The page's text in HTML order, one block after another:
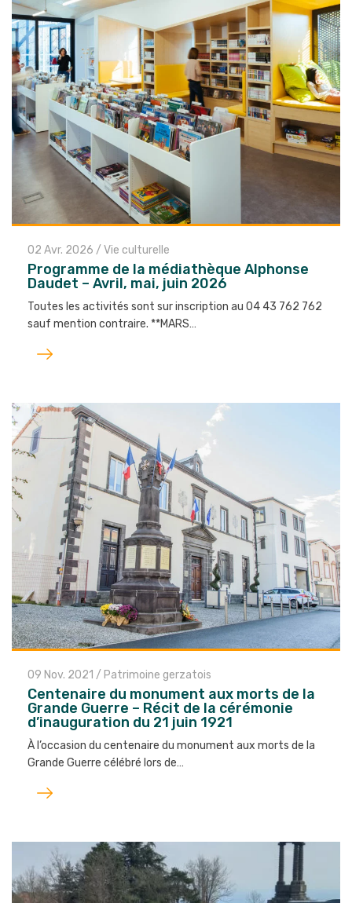
02 Avr. 2026 / Vie culturelle
Programme de la médiathèque Alphonse
Daudet – Avril, mai, juin 2026
Toutes les activités sont sur inscription au 04 43 762 762
sauf mention contraire. **MARS…
Lire
l'article
09 Nov. 2021 / Patrimoine gerzatois
Centenaire du monument aux morts de la
Grande Guerre – Récit de la cérémonie
d’inauguration du 21 juin 1921
À l’occasion du centenaire du monument aux morts de la
Grande Guerre célébré lors de…
Lire
l'article